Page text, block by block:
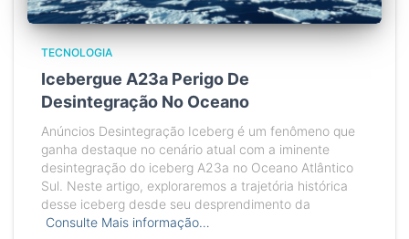
TECNOLOGIA
Icebergue A23a Perigo De
Desintegração No Oceano
Anúncios Desintegração Iceberg é um fenômeno que
ganha destaque no cenário atual com a iminente
desintegração do iceberg A23a no Oceano Atlântico
Sul. Neste artigo, exploraremos a trajetória histórica
desse iceberg desde seu desprendimento da
Consulte Mais informação…